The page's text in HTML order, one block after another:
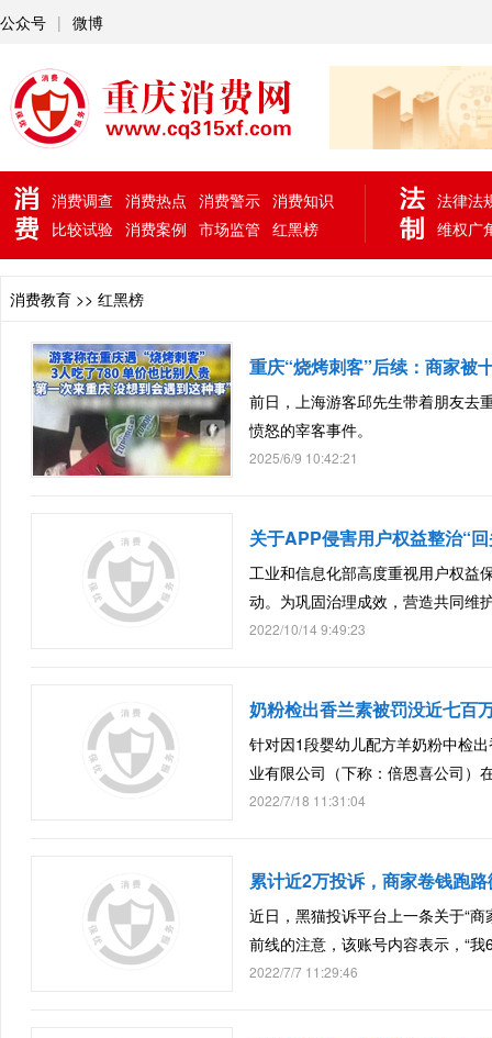
公众号 | 微博
消费调查 消费热点 消费警示 消费知识
比较试验 消费案例 市场监管 红黑榜
法律法
维权广
消费教育 >> 红黑榜
重庆“烧烤刺客”后续：商家被
前日，上海游客邱先生带着朋友去
愤怒的宰客事件。
2025/6/9 10:42:21
关于APP侵害用户权益整治“
工业和信息化部高度重视用户权益
动。为巩固治理成效，营造共同维
2022/10/14 9:49:23
奶粉检出香兰素被罚没近七百
针对因1段婴幼儿配方羊奶粉中检
业有限公司（下称：倍恩喜公司）
2022/7/18 11:31:04
累计近2万投诉，商家卷钱跑
近日，黑猫投诉平台上一条关于“
前线的注意，该账号内容表示，“
2022/7/7 11:29:46